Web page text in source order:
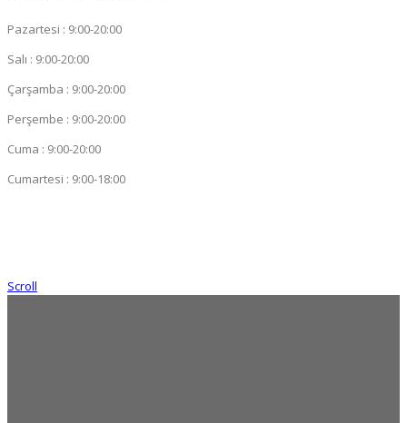
Pazartesi : 9:00-20:00
Salı : 9:00-20:00
Çarşamba : 9:00-20:00
Perşembe : 9:00-20:00
Cuma : 9:00-20:00
Cumartesi : 9:00-18:00
Scroll